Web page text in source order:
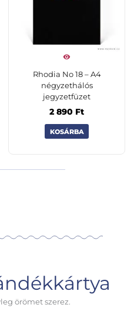
Rhodia No 18 – A4
négyzethálós
jegyzetfüzet
2 890 Ft
KOSÁRBA
örömet szerez.